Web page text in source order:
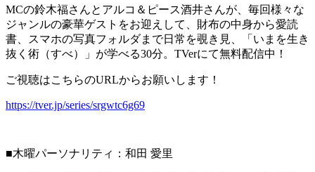
MCの鈴木福さんとアルコ＆ピース酒井さんが、毎回様々な
ジャンルの豪華ゲストをお迎えして、財布の中身から愛読
書、スマホの写真フォルダまで日常を覗き見、「いまを生き
抜く術（すべ）」が学べる30分。TVerにて無料配信中！
ご視聴はこちらのURLからお願いします！
https://tver.jp/series/srgwtc6g69
■木曜パーソナリティ：和田 愛里